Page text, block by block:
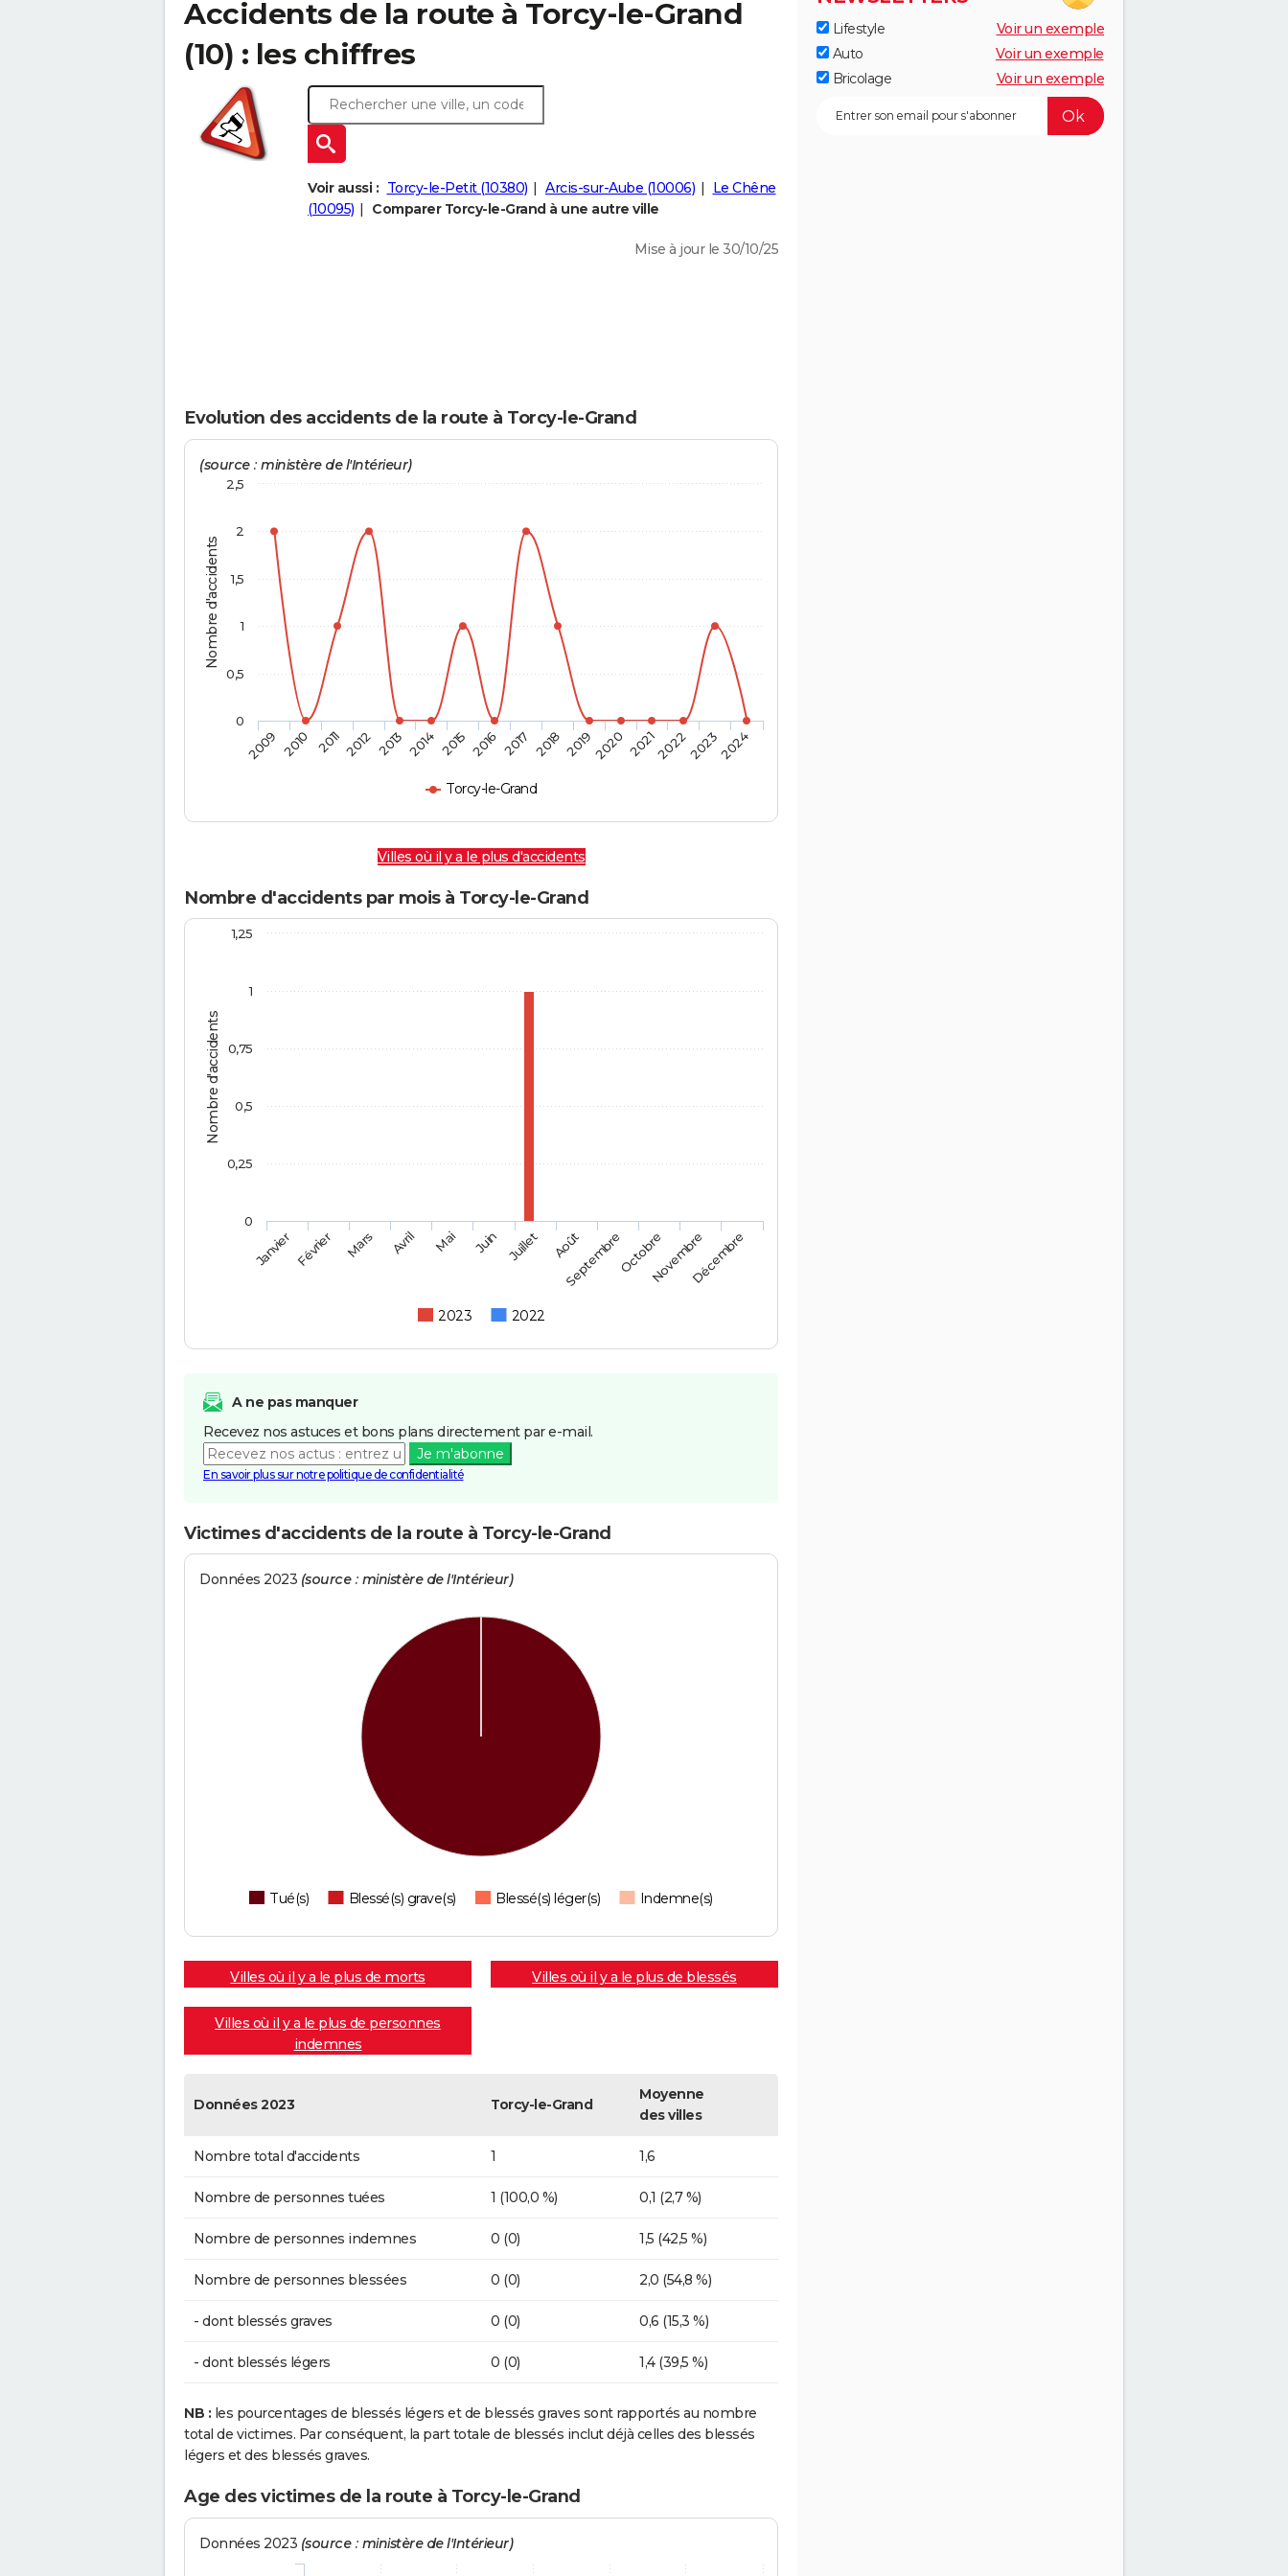
Accidents de la route à Torcy-le-Grand
(10) : les chiffres
Voir aussi : Torcy-le-Petit (10380) Arcis-sur-Aube (10006)
Le Chêne
(10095)
Comparer Torcy-le-Grand à une autre ville
Mise à jour le 30/10/25
Evolution des accidents de la route à Torcy-le-Grand
Nombre d'accidents
(source : ministère de l'Intérieur)
Torcy-le-Grand
2009 2010 2011 2012 2013 2014 2015 2016 2017 2018 20192020 2021202220232024
0
0,5
1
1,5
2
2,5
Villes où il y a le plus d'accidents
Nombre d'accidents par mois à Torcy-le-Grand
Nombre d'accidents
2023 2022
JanvierFévrier Mars Avril Mai Juin Juillet Août
SeptembreOctobreNovembreDécembre
0
1
0,25
0,5
0,75
1,25
A ne pas manquer
Recevez nos astuces et bons plans directement par e-mail.
Je m'abonne
En savoir plus sur notre politique de confidentialité
Victimes d'accidents de la route à Torcy-le-Grand
Données 2023 (source : ministère de l'Intérieur)
Tué(s) Blessé(s) grave(s) Blessé(s) léger(s) Indemne(s)
Villes où il y a le plus de morts Villes où il y a le plus de blessés
Villes où il y a le plus de personnes
indemnes
Données 2023 Torcy-le-Grand
Moyenne
des villes
Nombre total d'accidents 1 1,6
Nombre de personnes tuées 1 (100,0 %) 0,1 (2,7 %)
Nombre de personnes indemnes 0 (0) 1,5 (42,5 %)
Nombre de personnes blessées 0 (0) 2,0 (54,8 %)
- dont blessés graves 0 (0) 0,6 (15,3 %)
- dont blessés légers 0 (0) 1,4 (39,5 %)
NB : les pourcentages de blessés légers et de blessés graves sont rapportés au nombre
total de victimes. Par conséquent, la part totale de blessés inclut déjà celles des blessés
légers et des blessés graves.
Age des victimes de la route à Torcy-le-Grand
Données 2023 (source : ministère de l'Intérieur)
Lifestyle
Voir un exemple
Auto
Voir un exemple
Bricolage
Voir un exemple